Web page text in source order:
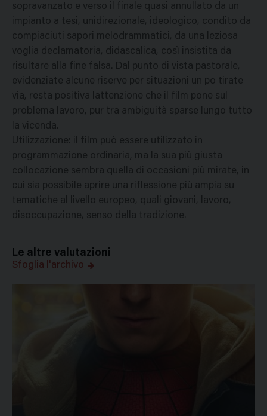
sopravanzato e verso il finale quasi annullato da un
impianto a tesi, unidirezionale, ideologico, condito da
compiaciuti sapori melodrammatici, da una leziosa
voglia declamatoria, didascalica, così insistita da
risultare alla fine falsa. Dal punto di vista pastorale,
evidenziate alcune riserve per situazioni un po tirate
via, resta positiva lattenzione che il film pone sul
problema lavoro, pur tra ambiguità sparse lungo tutto
la vicenda.
Utilizzazione: il film può essere utilizzato in
programmazione ordinaria, ma la sua più giusta
collocazione sembra quella di occasioni più mirate, in
cui sia possibile aprire una riflessione più ampia su
tematiche al livello europeo, quali giovani, lavoro,
disoccupazione, senso della tradizione.
Le altre valutazioni
Sfoglia l'archivo